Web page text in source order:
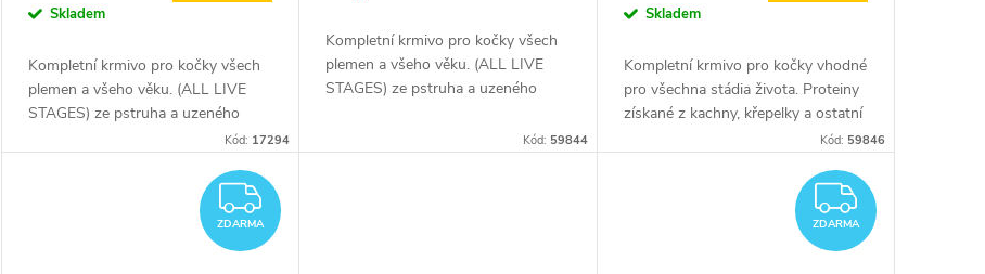
k
Skladem
Kompletní krmivo pro kočky všech
plemen a všeho věku. (ALL LIVE
STAGES) ze pstruha a uzeného
Kód: 17294
Kompletní krmivo pro kočky všech
plemen a všeho věku. (ALL LIVE
STAGES) ze pstruha a uzeného
Kód: 59844
Skladem
Kompletní krmivo pro kočky vhodné
pro všechna stádia života. Proteiny
získané z kachny, křepelky a ostatní
Kód: 59846
ZDARMA
ZDARMA ZDARMA